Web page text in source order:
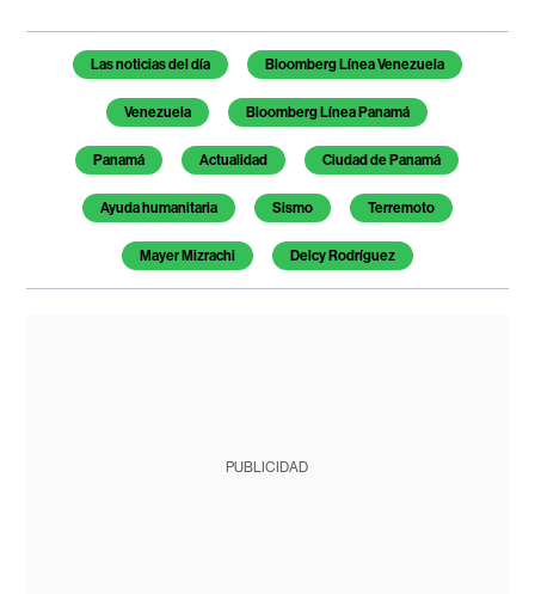
Temas de este artículo
Las noticias del día Bloomberg Línea Venezuela
Venezuela Bloomberg Línea Panamá
Panamá Actualidad Ciudad de Panamá
Ayuda humanitaria Sismo Terremoto
Mayer Mizrachi Delcy Rodríguez
PUBLICIDAD